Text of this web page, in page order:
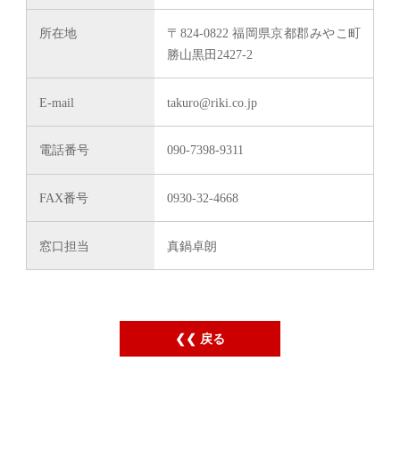
所在地
〒824-0822 福岡県京都郡みやこ町
勝山黒田2427-2
E-mail takuro@riki.co.jp
電話番号 090-7398-9311
FAX番号 0930-32-4668
窓口担当 真鍋卓朗
戻る